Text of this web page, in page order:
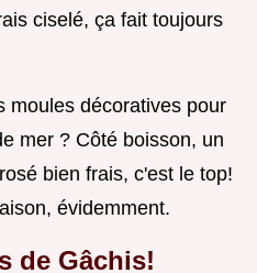
ciselé, ça fait toujours
moules décoratives pour
mer ? Côté boisson, un
bien frais, c'est le top!
évidemment.
de Gâchis!